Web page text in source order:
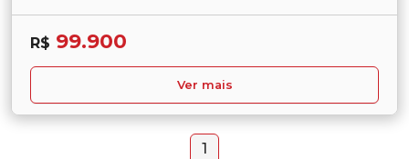
R$ 99.900
Ver mais
1